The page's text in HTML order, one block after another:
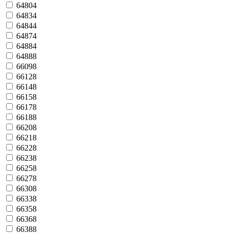
64804
64834
64844
64874
64884
64888
66098
66128
66148
66158
66178
66188
66208
66218
66228
66238
66258
66278
66308
66338
66358
66368
66388